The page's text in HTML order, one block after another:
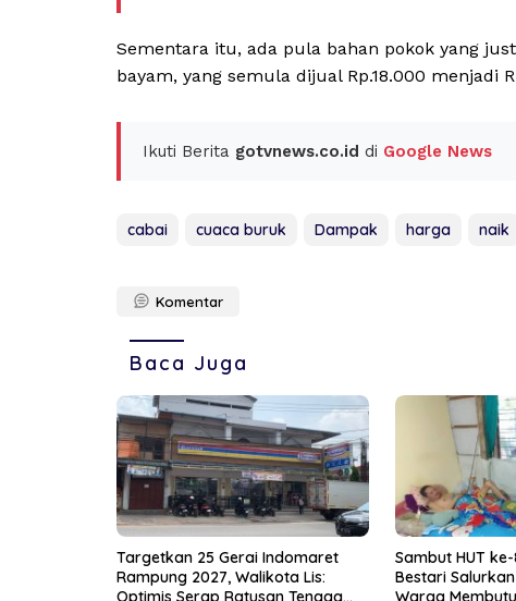
Sementara itu, ada pula bahan pokok yang
bayam, yang semula dijual Rp.18.000 menjadi
Ikuti Berita gotvnews.co.id di Google News
cabai cuaca buruk Dampak harga naik
Komentar
Baca Juga
Targetkan 25 Gerai Indomaret
Rampung 2027, Walikota Lis:
Optimis Serap Ratusan Tenaga
Sambut HUT ke-
Bestari
Warga